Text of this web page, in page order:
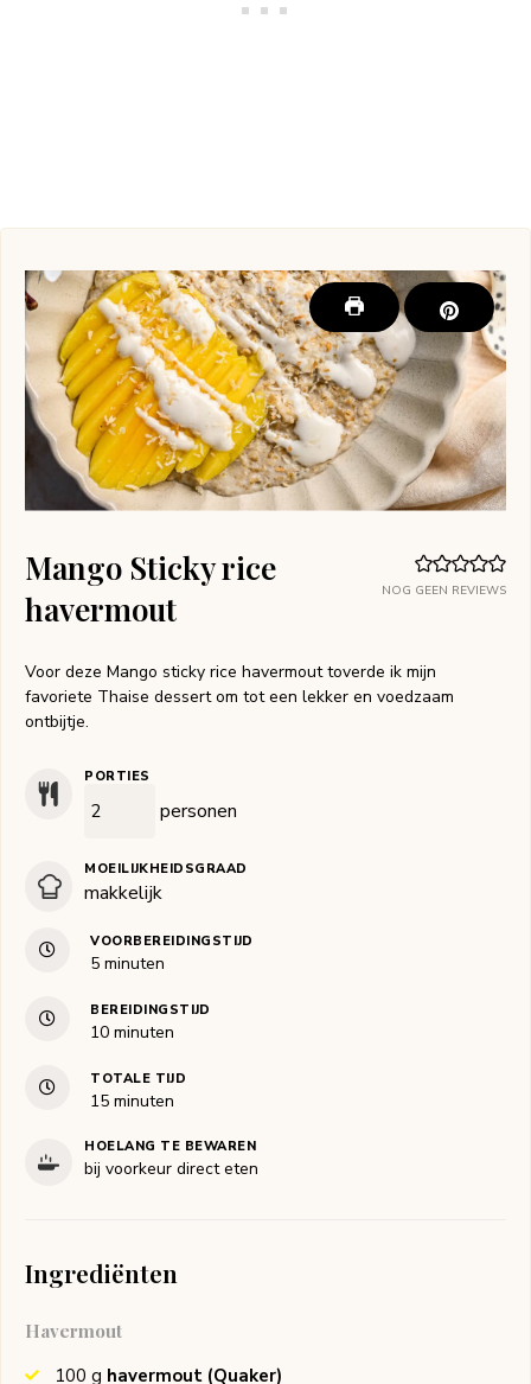
NOG GEEN REVIEWS
Mango Sticky rice
havermout
Voor deze Mango sticky rice havermout toverde ik mijn
favoriete Thaise dessert om tot een lekker en voedzaam
ontbijtje.
PORTIES
personen
MOEILIJKHEIDSGRAAD
makkelijk
VOORBEREIDINGSTIJD
5minuten
minuten
BEREIDINGSTIJD
10minuten
minuten
TOTALE TIJD
15minuten
minuten
HOELANG TE BEWAREN
bij voorkeur direct eten
Ingrediënten
Havermout
100 g havermout (Quaker)